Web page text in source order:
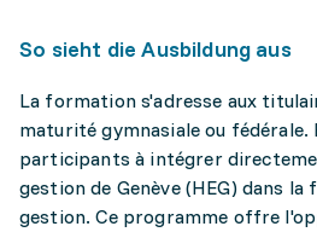
So sieht die Ausbildung aus
La formation s'adresse aux
maturité gymnasiale ou fédérale.
participants à intégrer
gestion de Genève (HEG) dans
gestion. Ce programme offre